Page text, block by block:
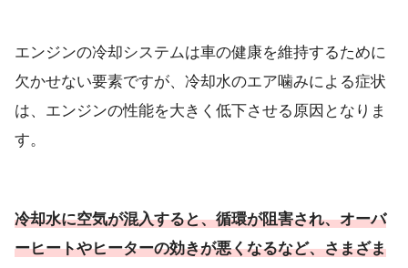
エンジンの冷却システムは車の健康を維持するために
欠かせない要素ですが、冷却水のエア噛みによる症状
は、エンジンの性能を大きく低下させる原因となりま
す。
冷却水に空気が混入すると、循環が阻害され、オーバ
ーヒートやヒーターの効きが悪くなるなど、さまざま